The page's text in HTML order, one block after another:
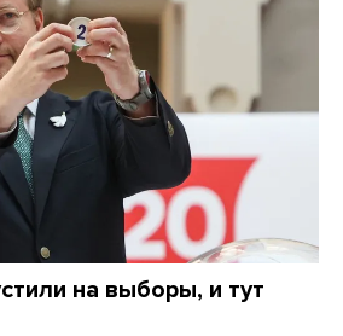
на выборы, и тут